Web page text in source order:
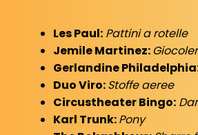
Les Paul: Pattini a rotelle
Jemile Martinez:
Gerlandine
Duo Viro:Stoffe aeree
Circustheater Bingo:
Karl Trunk:Pony